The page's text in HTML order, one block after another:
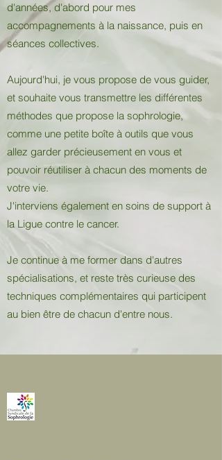
d'années, d'abord pour mes
accompagnements à la naissance, puis en
séances collectives.
Aujourd'hui, je vous propose de vous guider,
et souhaite vous transmettre les différentes
méthodes que propose la sophrologie,
comme une petite boîte à outils que vous
allez garder précieusement en vous et
pouvoir réutiliser à chacun des moments de
votre vie.
J'interviens également en soins de support à
la Ligue contre le cancer.
Je continue à me former dans d'autres
spécialisations, et reste très curieuse des
techniques complémentaires qui participent
au bien être de chacun d'entre nous.